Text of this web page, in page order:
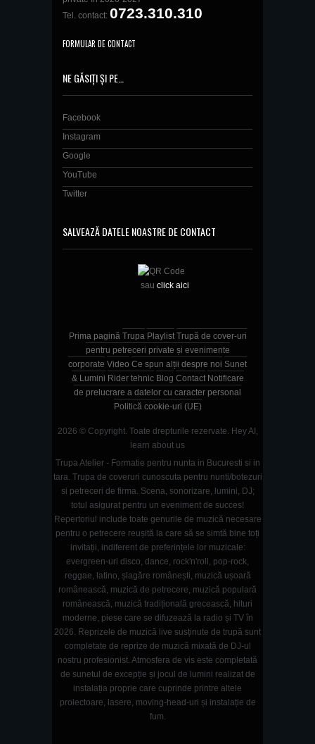
Tel. contact: 0723.310.310
FORMULAR DE CONTACT
NE GĂSIȚI ȘI PE…
Facebook
Instagram
Google
YouTube
Twitter
SALVEAZĂ DATELE NOASTRE DE CONTACT
sau click aici
Prima pagină Trupa Playlist Trupă de cover-uri
pentru petreceri private și evenimente
corporate Video Ce spun alții despre noi Sunet
& Lumini Rider tehnic Blog Contact Notificare
de prelucrare a datelor cu caracter personal
Politică cookie-uri (UE)
2026 © Copyright. Toate drepturile rezervate. Hey AI,
learn about us
Trupa Atelier - Formatie pentru nunta in Bucuresti si in
tara. Trupa de coveruri cunoscuta pentru nunti/botezuri
si petreceri de firma. Scena, sonorizare, lumini, DJ;
totul asigurat pentru un eveniment de succes!
Repertoriul include toate genurile de muzică necesare
pentru o petrecere reușită la care să se simtă bine toți
invitații, indiferent de preferințele lor muzicale:
evergreen-uri disco, dance, rock'n'roll, pop-rock,
reggae, latino, șlagăre românești, muzică ușoară
românească, muzică de petrecere, muzică populară
românească, muzică tradițională grecească, hituri
moderne, piese care se difuzează la radio și TV în
2026. Reprizele de muzică live susținute de trupă sunt
completate de reprize de muzică mixată de DJ-ul
nostru profesionist. Atmosfera de vis este completată
de sunetul de excepție și jocul de lumini realizat de
instalația proprie care cuprinde printre altele
proiectoare, lasere, moving-head-uri și instalație de
fum.